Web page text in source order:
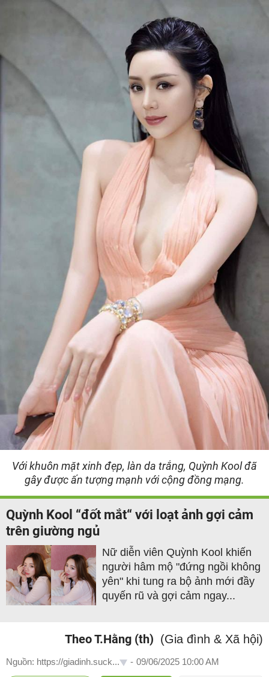
Với khuôn mặt xinh đẹp, làn da trắng, Quỳnh Kool đã
gây được ấn tượng mạnh với cộng đồng mạng.
Quỳnh Kool “đốt mắt“ với loạt ảnh gợi cảm
trên giường ngủ
Nữ diễn viên Quỳnh Kool khiến
người hâm mộ "đứng ngồi không
yên" khi tung ra bộ ảnh mới đầy
quyến rũ và gợi cảm ngay...
Theo T.Hằng (th) (Gia đình & Xã hội)
Nguồn: https://giadinh.suck... - 09/06/2025 10:00 AM